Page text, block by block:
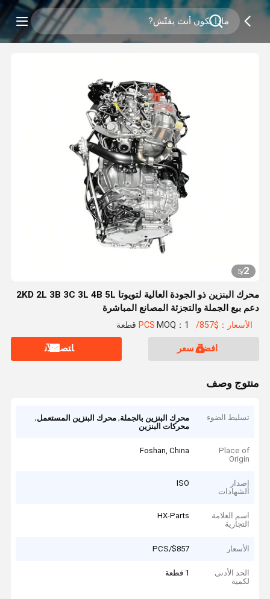
2
/
5
محرك البنزين ذو الجودة العالية لتويوتا 2KD 2L 3B 3C 3L 4B 5L
دعم بيع الجملة والتجزئة المصانع المباشرة
الأسعار：$857/PCS MOQ：1 قطعة
افضل سعر ﺎﺘﺼﻟ ﺍﻶﻧ
منتوج وصف
تسليط الضوء محرك البنزين بالجملة,محرك البنزين المستعمل,
محركات البنزين
Place of
Origin
Foshan, China
إصدار
الشهادات
ISO
اسم العلامة
التجارية
HX-Parts
الأسعار $857/PCS
الحد الأدنى
لكمية
1 قطعة